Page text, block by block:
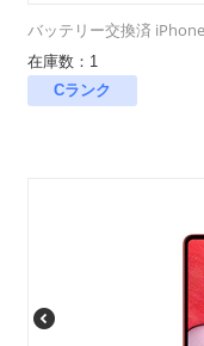
バッテリー交換済
在庫数：1
Cランク